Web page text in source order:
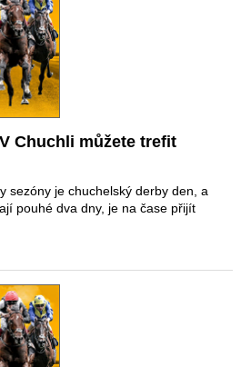
Chuchli můžete trefit
sezóny je chuchelský derby den, a
pouhé dva dny, je na čase přijít